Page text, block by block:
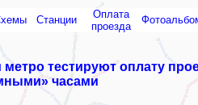
Cтанции
Оплата
проезда
тестируют оплату
часами